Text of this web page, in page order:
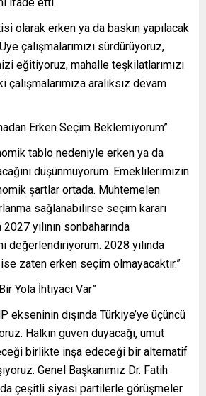
olarak erken ya da baskın yapılacak
çalışmalarımızı sürdürüyoruz,
eğitiyoruz, mahalle teşkilatlarımızı
aralıksız devam
Erken Seçim Beklemiyorum”
tablo nedeniyle erken ya da
düşünmüyorum. Emeklilerimizin
şartlar ortada. Muhtemelen
sağlanabilirse seçim kararı
yılının sonbaharında
değerlendiriyorum. 2028 yılında
zaten erken seçim olmayacaktır.”
Yola İhtiyacı Var”
ekseninin dışında Türkiye’ye üçüncü
Halkın güven duyacağı, umut
birlikte inşa edeceği bir alternatif
Genel Başkanımız Dr. Fatih
çeşitli siyasi partilerle görüşmeler